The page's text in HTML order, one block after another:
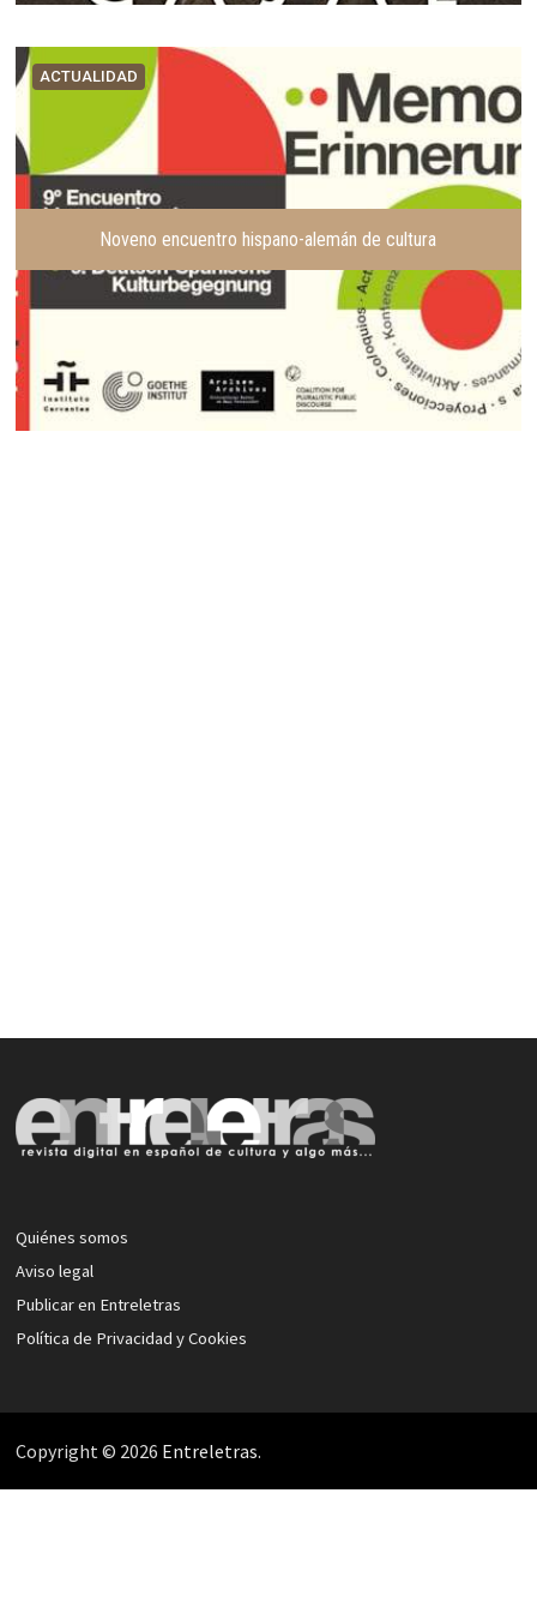
ACTUALIDAD
Noveno encuentro hispano-alemán de cultura
Quiénes somos
Aviso legal
Publicar en Entreletras
Política de Privacidad y Cookies
Copyright © 2026 Entreletras.